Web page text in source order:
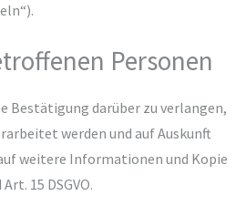
Personen
Bestätigung darüber zu verlangen,
werden und auf Auskunft
weitere Informationen und Kopie
15 DSGVO.